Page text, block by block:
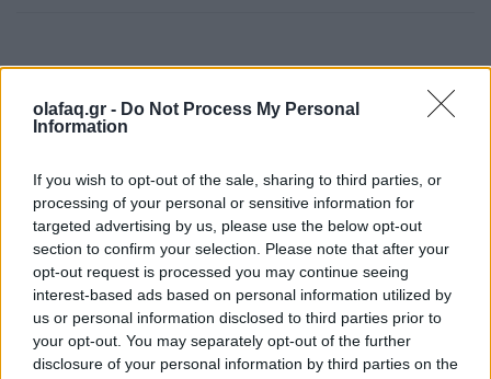
olafaq.gr - Do Not Process My Personal
Information
If you wish to opt-out of the sale, sharing to third parties, or
processing of your personal or sensitive information for
targeted advertising by us, please use the below opt-out
section to confirm your selection. Please note that after your
opt-out request is processed you may continue seeing
interest-based ads based on personal information utilized by
us or personal information disclosed to third parties prior to
your opt-out. You may separately opt-out of the further
disclosure of your personal information by third parties on the
Ετικέτες : Αγίου Πνεύματος Λιμάνι
Δείτε επίσης